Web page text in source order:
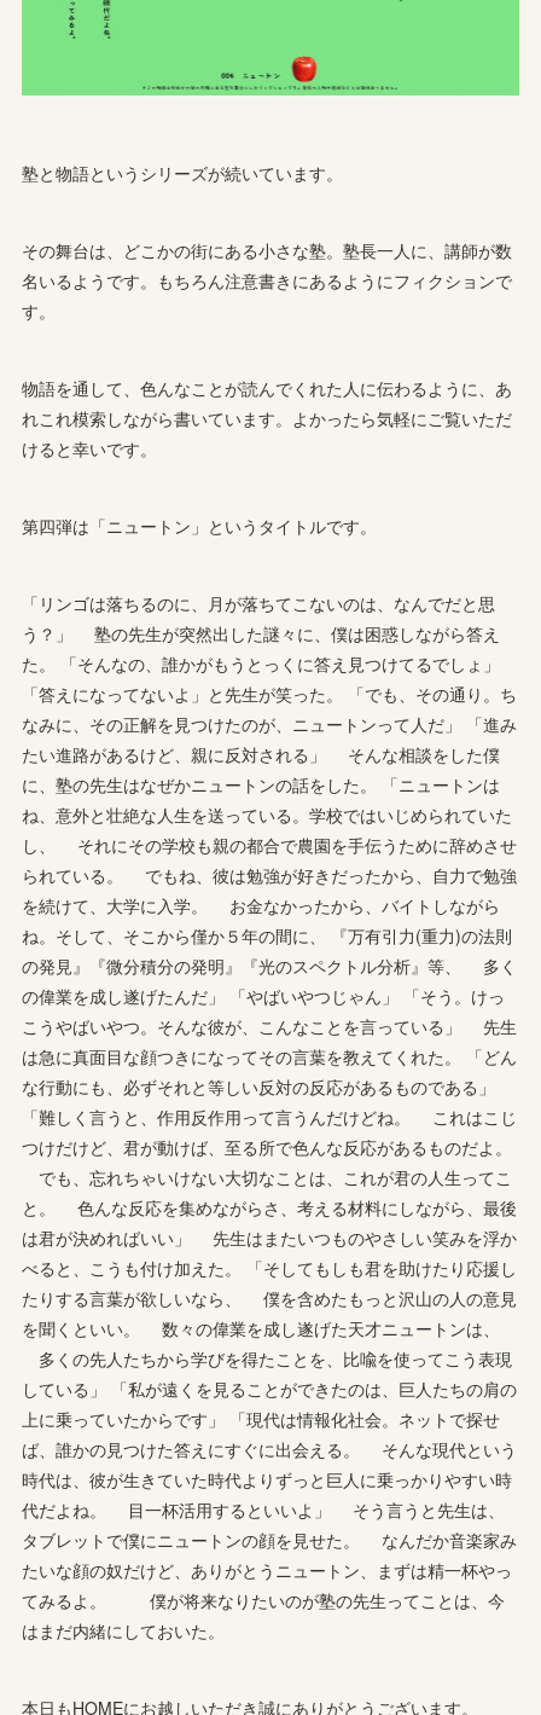
塾と物語というシリーズが続いています。
その舞台は、どこかの街にある小さな塾。塾長一人に、講師が数
名いるようです。もちろん注意書きにあるようにフィクションで
す。
物語を通して、色んなことが読んでくれた人に伝わるように、あ
れこれ模索しながら書いています。よかったら気軽にご覧いただ
けると幸いです。
第四弾は「ニュートン」というタイトルです。
「リンゴは落ちるのに、月が落ちてこないのは、なんでだと思
う？」 塾の先生が突然出した謎々に、僕は困惑しながら答え
た。 「そんなの、誰かがもうとっくに答え見つけてるでしょ」
「答えになってないよ」と先生が笑った。 「でも、その通り。ち
なみに、その正解を見つけたのが、ニュートンって人だ」 「進み
たい進路があるけど、親に反対される」 そんな相談をした僕
に、塾の先生はなぜかニュートンの話をした。 「ニュートンは
ね、意外と壮絶な人生を送っている。学校ではいじめられていた
し、 それにその学校も親の都合で農園を手伝うために辞めさせ
られている。 でもね、彼は勉強が好きだったから、自力で勉強
を続けて、大学に入学。 お金なかったから、バイトしながら
ね。そして、そこから僅か５年の間に、 『万有引力(重力)の法則
の発見』『微分積分の発明』『光のスペクトル分析』等、 多く
の偉業を成し遂げたんだ」 「やばいやつじゃん」 「そう。けっ
こうやばいやつ。そんな彼が、こんなことを言っている」 先生
は急に真面目な顔つきになってその言葉を教えてくれた。 「どん
な行動にも、必ずそれと等しい反対の反応があるものである」
「難しく言うと、作用反作用って言うんだけどね。 これはこじ
つけだけど、君が動けば、至る所で色んな反応があるものだよ。
でも、忘れちゃいけない大切なことは、これが君の人生ってこ
と。 色んな反応を集めながらさ、考える材料にしながら、最後
は君が決めればいい」 先生はまたいつものやさしい笑みを浮か
べると、こうも付け加えた。 「そしてもしも君を助けたり応援し
たりする言葉が欲しいなら、 僕を含めたもっと沢山の人の意見
を聞くといい。 数々の偉業を成し遂げた天才ニュートンは、
多くの先人たちから学びを得たことを、比喩を使ってこう表現
している」 「私が遠くを見ることができたのは、巨人たちの肩の
上に乗っていたからです」 「現代は情報化社会。ネットで探せ
ば、誰かの見つけた答えにすぐに出会える。 そんな現代という
時代は、彼が生きていた時代よりずっと巨人に乗っかりやすい時
代だよね。 目一杯活用するといいよ」 そう言うと先生は、
タブレットで僕にニュートンの顔を見せた。 なんだか音楽家み
たいな顔の奴だけど、ありがとうニュートン、まずは精一杯やっ
てみるよ。 僕が将来なりたいのが塾の先生ってことは、今
はまだ内緒にしておいた。
本日もHOMEにお越しいただき誠にありがとうございます。